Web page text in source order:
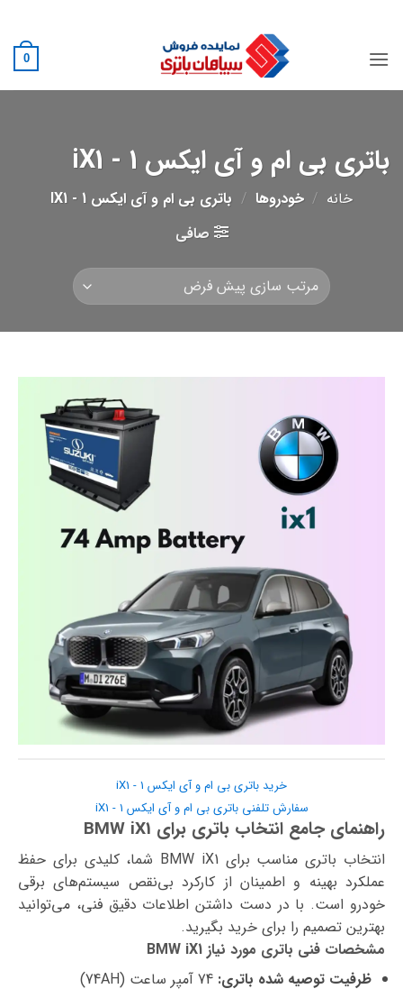
content
0
باتری بی ام و آی ایکس 1 - iX1
خانه / خودروها / باتری بی ام و آی ایکس 1 - IX1
صافی
خرید باتری بی ام و آی ایکس 1 - iX1
سفارش تلفنی باتری بی ام و آی ایکس 1 - iX1
راهنمای جامع انتخاب باتری برای BMW iX1
انتخاب باتری مناسب برای BMW iX1 شما، کلیدی برای حفظ
عملکرد بهینه و اطمینان از کارکرد بی‌نقص سیستم‌های برقی
خودرو است. با در دست داشتن اطلاعات دقیق فنی، می‌توانید
بهترین تصمیم را برای خرید بگیرید.
مشخصات فنی باتری مورد نیاز BMW iX1
ظرفیت توصیه شده باتری: